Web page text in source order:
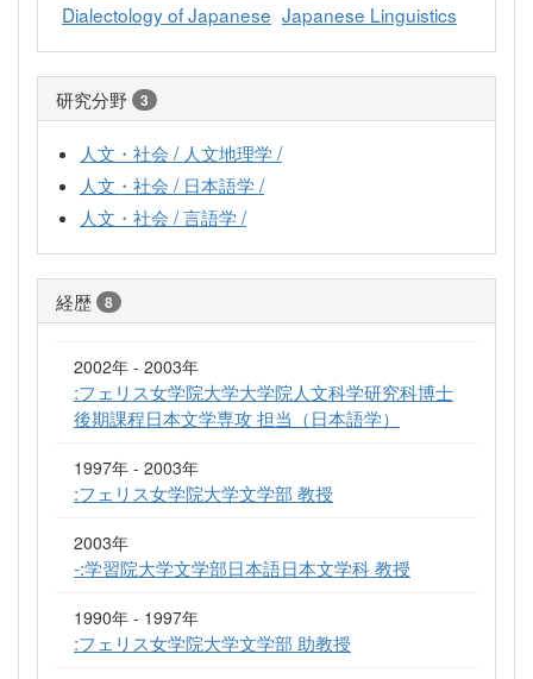
Dialectology of Japanese Japanese Linguistics
研究分野 3
人文・社会 / 人文地理学 /
人文・社会 / 日本語学 /
人文・社会 / 言語学 /
経歴 8
2002年 - 2003年
:フェリス女学院大学大学院人文科学研究科博士
後期課程日本文学専攻 担当（日本語学）
1997年 - 2003年
:フェリス女学院大学文学部 教授
2003年
-:学習院大学文学部日本語日本文学科 教授
1990年 - 1997年
:フェリス女学院大学文学部 助教授